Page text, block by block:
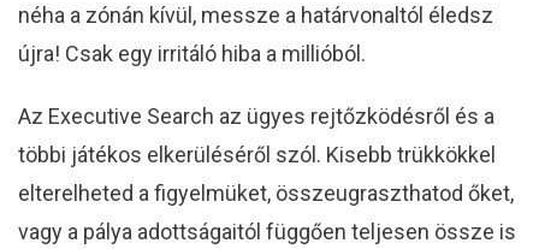
néha a zónán kívül, messze a határvonaltól éledsz
újra! Csak egy irritáló hiba a millióból.
Az Executive Search az ügyes rejtőzködésről és a
többi játékos elkerüléséről szól. Kisebb trükkökkel
elterelheted a figyelmüket, összeugraszthatod őket,
vagy a pálya adottságaitól függően teljesen össze is